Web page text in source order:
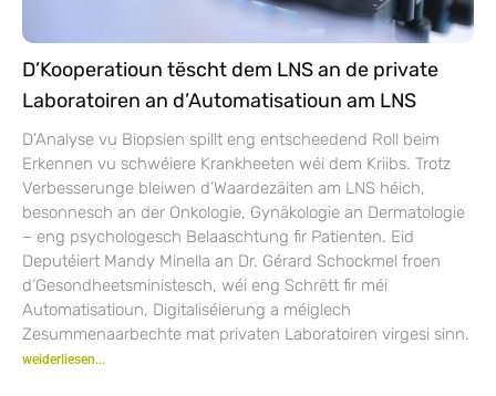
D’Kooperatioun tëscht dem LNS an de private
Laboratoiren an d’Automatisatioun am LNS
D’Analyse vu Biopsien spillt eng entscheedend Roll beim
Erkennen vu schwéiere Krankheeten wéi dem Kriibs. Trotz
Verbesserunge bleiwen d’Waardezäiten am LNS héich,
besonnesch an der Onkologie, Gynäkologie an Dermatologie
– eng psychologesch Belaaschtung fir Patienten. Eid
Deputéiert Mandy Minella an Dr. Gérard Schockmel froen
d’Gesondheetsministesch, wéi eng Schrëtt fir méi
Automatisatioun, Digitaliséierung a méiglech
Zesummenaarbechte mat privaten Laboratoiren virgesi sinn.
weiderliesen...